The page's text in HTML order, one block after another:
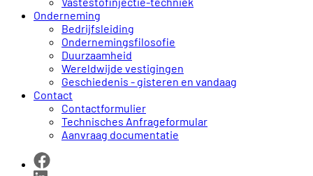
Onderneming
Bedrijfsleiding
Ondernemingsfilosofie
Duurzaamheid
Wereldwijde vestigingen
Geschiedenis - gisteren en vandaag
Contact
Contactformulier
Technisches Anfrageformular
Aanvraag documentatie